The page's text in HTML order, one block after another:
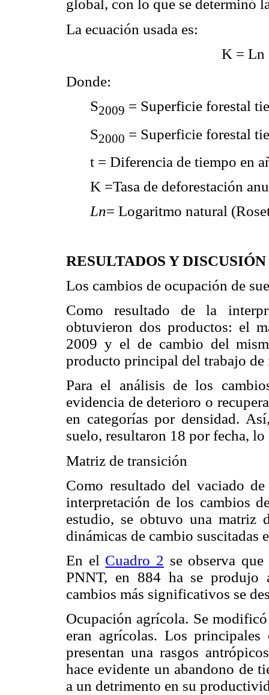
global, con lo que se determinó
La ecuación usada es:
K = Ln
Donde:
S2009 = Superficie forestal
S2000 = Superficie forestal
t = Diferencia de tiempo en
K =Tasa de deforestación
Ln= Logaritmo natural
RESULTADOS Y DISCUSIÓN
Los cambios de ocupación de
Como resultado de la
obtuvieron dos productos: el
2009 y el de cambio del
producto principal del trabajo
Para el análisis de los
evidencia de deterioro o
en categorías por densidad.
suelo, resultaron 18 por fecha,
Matriz de transición
Como resultado del vaciado
interpretación de los cambios
estudio, se obtuvo una matriz
dinámicas de cambio suscitadas
En el Cuadro 2 se observa
PNNT, en 884 ha se
cambios más significativos se
Ocupación agrícola. Se
eran agrícolas. Los
presentan una rasgos
hace evidente un abandono de
a un detrimento en su